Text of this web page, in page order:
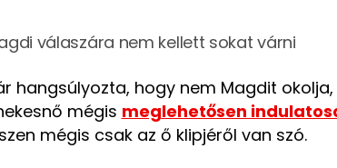
válaszára nem kellett sokat várni
hangsúlyozta, hogy nem Magdit
mégis meglehetősen
mégis csak az ő klipjéről van szó.